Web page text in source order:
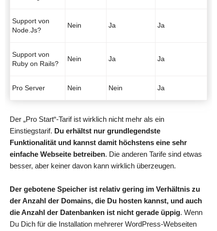
Support von
Node.Js?
Nein Ja Ja
Support von
Ruby on Rails?
Nein Ja Ja
Pro Server Nein Nein Ja
Der „Pro Start“-Tarif ist wirklich nicht mehr als ein
Einstiegstarif. Du erhältst nur grundlegendste
Funktionalität und kannst damit höchstens eine sehr
einfache Webseite betreiben. Die anderen Tarife sind etwas
besser, aber keiner davon kann wirklich überzeugen.
Der gebotene Speicher ist relativ gering im Verhältnis zu
der Anzahl der Domains, die Du hosten kannst, und auch
die Anzahl der Datenbanken ist nicht gerade üppig. Wenn
Du Dich für die Installation mehrerer WordPress-Webseiten